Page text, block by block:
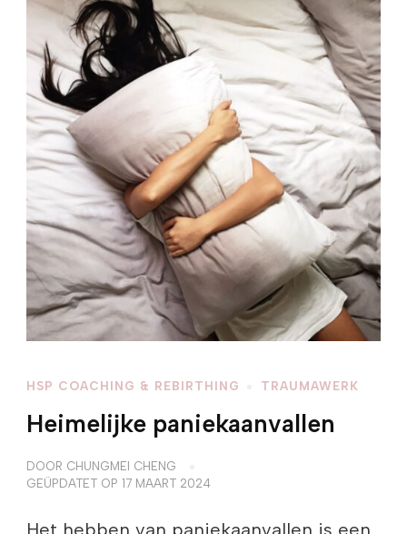
HSP COACHING & REBIRTHING TRAUMAWERK
Heimelijke paniekaanvallen
DOOR CHUNGMEI CHENG
GEÜPDATET OP 17 MAART 2024